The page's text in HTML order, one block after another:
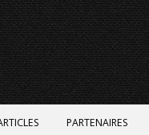
PARTENAIRES